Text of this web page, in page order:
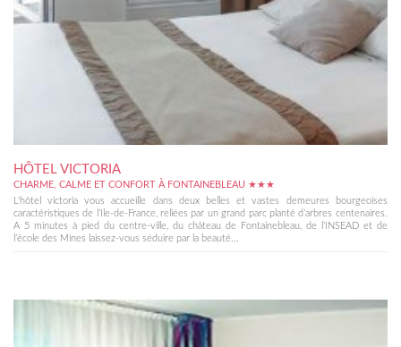
HÔTEL VICTORIA
CHARME, CALME ET CONFORT À FONTAINEBLEAU ★★★
L'hôtel victoria vous accueille dans deux belles et vastes demeures bourgeoises
caractéristiques de l’Ile-de-France, reliées par un grand parc planté d’arbres centenaires.
A 5 minutes à pied du centre-ville, du château de Fontainebleau, de l’INSEAD et de
l’école des Mines laissez-vous séduire par la beauté...